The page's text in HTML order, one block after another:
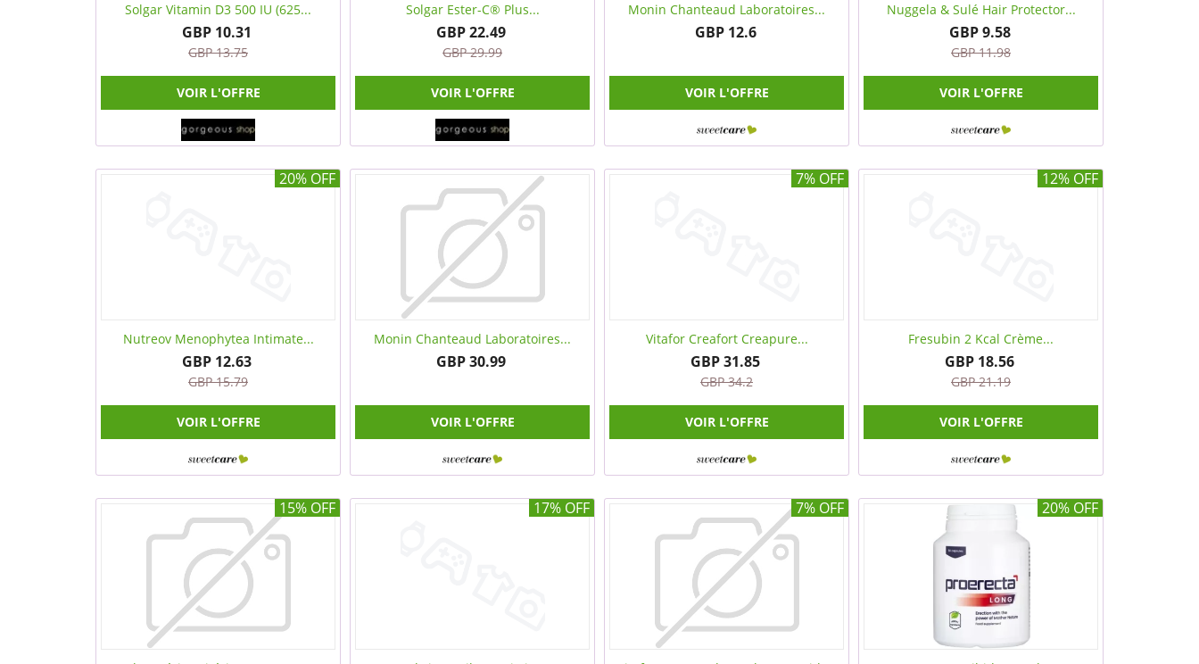
Solgar Vitamin D3 500 IU (625...
GBP 10.31
GBP 13.75
VOIR L'OFFRE
Solgar Ester-C® Plus...
GBP 22.49
GBP 29.99
VOIR L'OFFRE
Monin Chanteaud Laboratoires...
GBP 12.6
VOIR L'OFFRE
Nuggela & Sulé Hair Protector...
GBP 9.58
GBP 11.98
VOIR L'OFFRE
20% OFF
Nutreov Menophytea Intimate...
GBP 12.63
GBP 15.79
VOIR L'OFFRE
Monin Chanteaud Laboratoires...
GBP 30.99
VOIR L'OFFRE
7% OFF
Vitafor Creafort Creapure...
GBP 31.85
GBP 34.2
VOIR L'OFFRE
12% OFF
Fresubin 2 Kcal Crème...
GBP 18.56
GBP 21.19
VOIR L'OFFRE
15% OFF 17% OFF 7% OFF 20% OFF